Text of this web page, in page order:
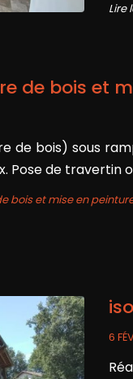
Lire
de bois et
de bois) sous
Pose de travertin
bois et mise en peinture
6